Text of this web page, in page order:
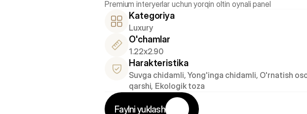
Kategoriya
Luxury
O'chamlar
1.22x2.90
Harakteristika
Suvga chidamli, Yong'inga chidamli, O'rnatish
qarshi, Ekologik toza
Faylni yuklash